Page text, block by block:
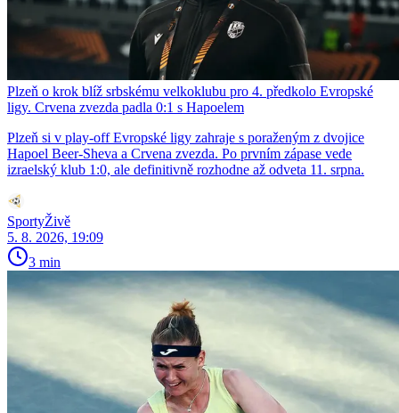
Plzeň o krok blíž srbskému velkoklubu pro 4. předkolo Evropské
ligy. Crvena zvezda padla 0:1 s Hapoelem
Plzeň si v play-off Evropské ligy zahraje s poraženým z dvojice
Hapoel Beer-Sheva a Crvena zvezda. Po prvním zápase vede
izraelský klub 1:0, ale definitivně rozhodne až odveta 11. srpna.
SportyŽivě
5. 8. 2026, 19:09
3 min